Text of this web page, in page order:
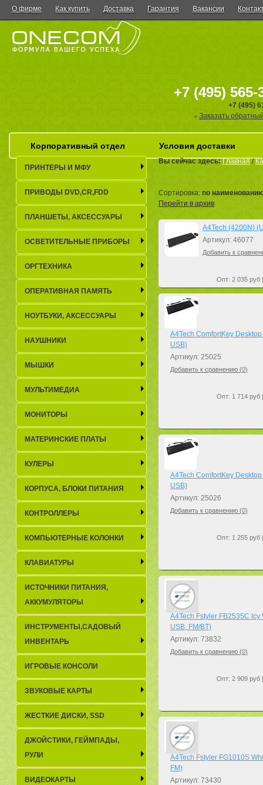
О фирме Как купить Доставка Гарантия Вакансии
+7 (495) 565-
+7 (495)
Заказать
Корпоративный отдел Условия доставки
Вы сейчас здесь:Главная/
Сортировка: по
Перейти в архив
A4Tech (4200N)
Артикул: 46077
Добавить к
Опт: 2 035 руб
A4Tech ComfortKey
USB)
Артикул: 25025
Добавить к сравнению (0)
Опт: 1 714 руб
A4Tech ComfortKey
USB)
Артикул: 25026
Добавить к сравнению (0)
Опт: 1 255 руб
A4Tech Fstyler FB2535C
USB, FM/BT)
Артикул: 73832
Добавить к сравнению (0)
Опт: 2 909 руб
A4Tech Fstyler FG1010S
FM)
Артикул: 73430
ПРИНТЕРЫ И МФУ
ПРИВОДЫ DVD,CR,FDD
ПЛАНШЕТЫ, АКСЕСCУАРЫ
ОСВЕТИТЕЛЬНЫЕ ПРИБОРЫ
ОРГТЕХНИКА
ОПЕРАТИВНАЯ ПАМЯТЬ
НОУТБУКИ, АКСЕСCУАРЫ
НАУШНИКИ
МЫШКИ
МУЛЬТИМЕДИА
МОНИТОРЫ
МАТЕРИНСКИЕ ПЛАТЫ
КУЛЕРЫ
КОРПУСА, БЛОКИ ПИТАНИЯ
КОНТРОЛЛЕРЫ
КОМПЬЮТЕРНЫЕ КОЛОНКИ
КЛАВИАТУРЫ
ИСТОЧНИКИ ПИТАНИЯ,
АККУМУЛЯТОРЫ
ИНСТРУМЕНТЫ,САДОВЫЙ
ИНВЕНТАРЬ
ИГРОВЫЕ КОНСОЛИ
ЗВУКОВЫЕ КАРТЫ
ЖЕСТКИЕ ДИСКИ, SSD
ДЖОЙСТИКИ, ГЕЙМПАДЫ,
РУЛИ
ВИДЕОКАРТЫ